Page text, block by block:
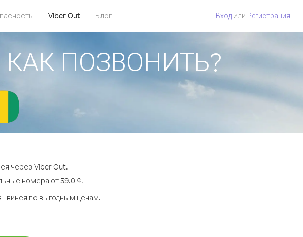
Viber Out Блог Вход или Регистрация
КАК ПОЗВОНИТЬ?
через Viber Out.
номера от 59.0 ¢.
Гвинея по выгодным ценам.